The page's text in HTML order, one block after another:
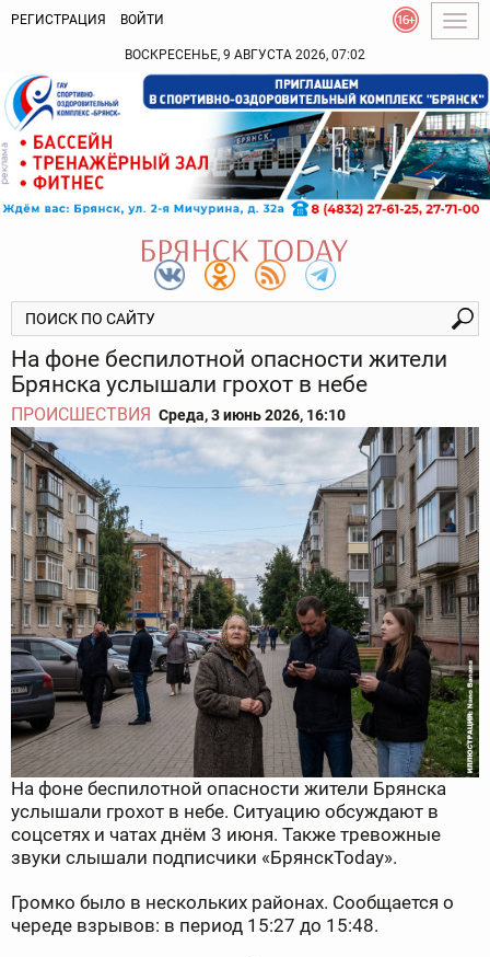
РЕГИСТРАЦИЯ ВОЙТИ
ВОСКРЕСЕНЬЕ, 9 АВГУСТА 2026, 07:02
На фоне беспилотной опасности жители
Брянска услышали грохот в небе
ПРОИСШЕСТВИЯ Среда, 3 июнь 2026, 16:10
На фоне беспилотной опасности жители Брянска
услышали грохот в небе. Ситуацию обсуждают в
соцсетях и чатах днём 3 июня. Также тревожные
звуки слышали подписчики «БрянскToday».
Громко было в нескольких районах. Сообщается о
череде взрывов: в период 15:27 до 15:48.